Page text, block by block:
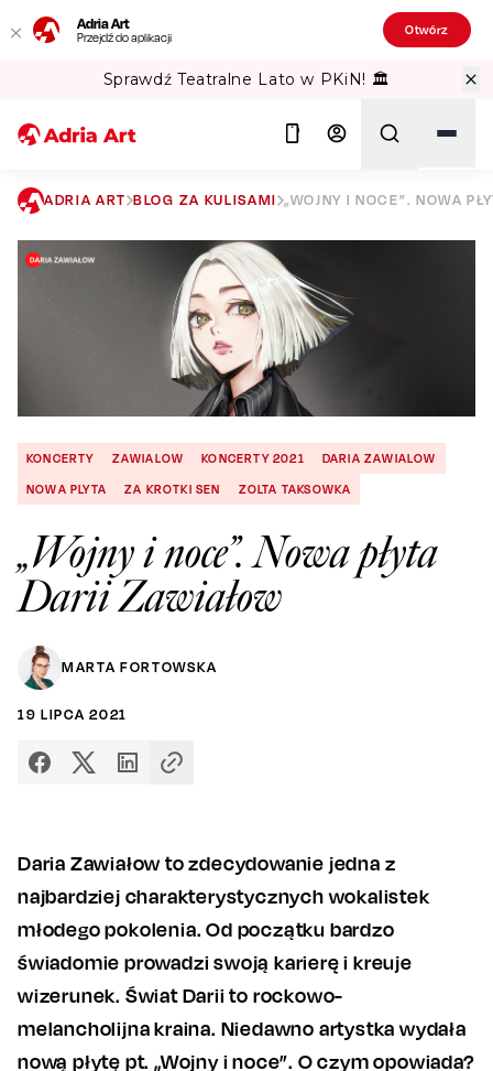
Adria Art
Przejdź do aplikacji Otwórz
Sprawdź Teatralne Lato w PKiN! 🏛️
Szukaj
ADRIA ART BLOG ZA KULISAMI „WOJNY I NOCE”. NOWA
KONCERTY ZAWIALOW KONCERTY 2021
DARIA ZAWIALOW
NOWA PLYTA
ZA KROTKI SEN ZOLTA TAKSOWKA
„Wojny i noce”. Nowa płyta
Darii Zawiałow
MARTA FORTOWSKA
19 LIPCA 2021
Daria Zawiałow to zdecydowanie jedna z
najbardziej charakterystycznych wokalistek
młodego pokolenia. Od początku bardzo
świadomie prowadzi swoją karierę i kreuje
wizerunek. Świat Darii to rockowo-
melancholijna kraina. Niedawno artystka wydała
nową płytę pt. „Wojny i noce”. O czym opowiada?